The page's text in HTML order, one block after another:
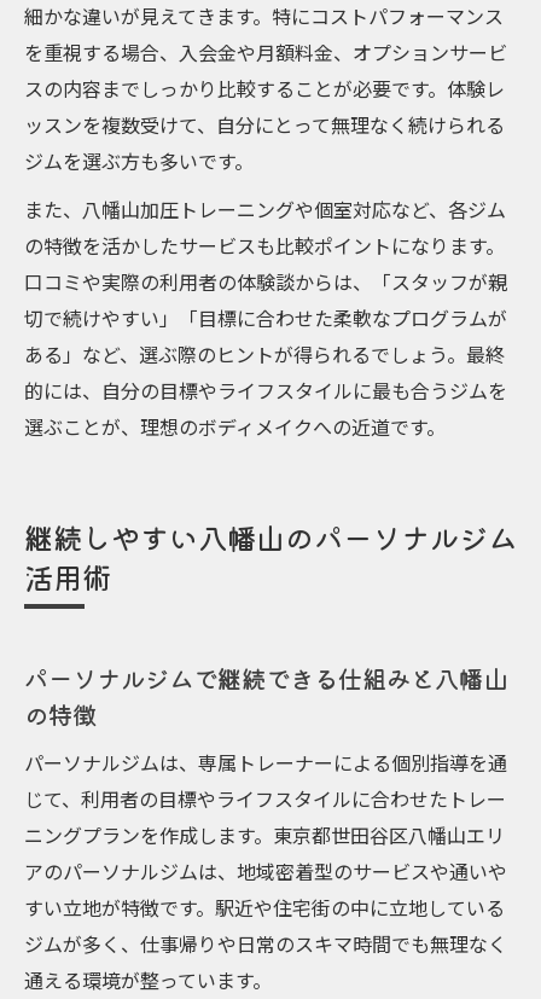
細かな違いが見えてきます。特にコストパフォーマンス
を重視する場合、入会金や月額料金、オプションサービ
スの内容までしっかり比較することが必要です。体験レ
ッスンを複数受けて、自分にとって無理なく続けられる
ジムを選ぶ方も多いです。
また、八幡山加圧トレーニングや個室対応など、各ジム
の特徴を活かしたサービスも比較ポイントになります。
口コミや実際の利用者の体験談からは、「スタッフが親
切で続けやすい」「目標に合わせた柔軟なプログラムが
ある」など、選ぶ際のヒントが得られるでしょう。最終
的には、自分の目標やライフスタイルに最も合うジムを
選ぶことが、理想のボディメイクへの近道です。
継続しやすい八幡山のパーソナルジム
活用術
パーソナルジムで継続できる仕組みと八幡山
の特徴
パーソナルジムは、専属トレーナーによる個別指導を通
じて、利用者の目標やライフスタイルに合わせたトレー
ニングプランを作成します。東京都世田谷区八幡山エリ
アのパーソナルジムは、地域密着型のサービスや通いや
すい立地が特徴です。駅近や住宅街の中に立地している
ジムが多く、仕事帰りや日常のスキマ時間でも無理なく
通える環境が整っています。